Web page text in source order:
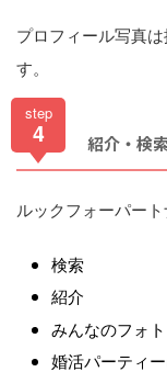
プロフィール写真
す。
step
4 紹介・検
ルックフォーパー
検索
紹介
みんなのフォト
婚活パーティ